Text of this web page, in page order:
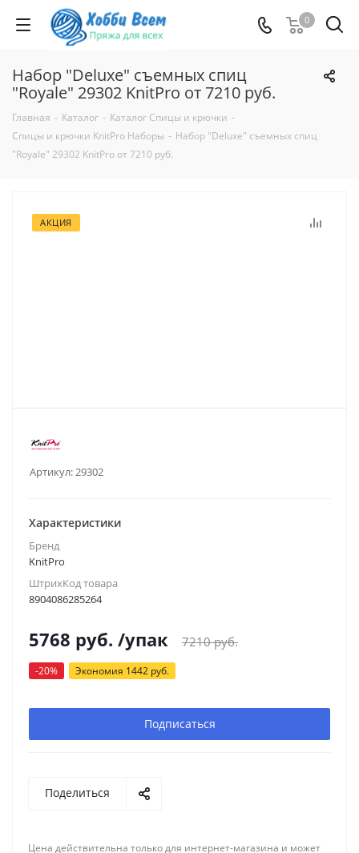
0
Набор "Deluxe" съемных спиц
"Royale" 29302 KnitPro от 7210 руб.
Главная - Каталог - Каталог Спицы и крючки -
Спицы и крючки KnitPro Наборы - Набор "Deluxe" съемных спиц
"Royale" 29302 KnitPro от 7210 руб.
АКЦИЯ
Артикул:29302
Характеристики
Бренд
KnitPro
ШтрихКод товара
8904086285264
5768 руб. /упак 7210руб.
-20% Экономия 1442 руб.
Подписаться
Поделиться
Цена действительна только для интернет-магазина и может